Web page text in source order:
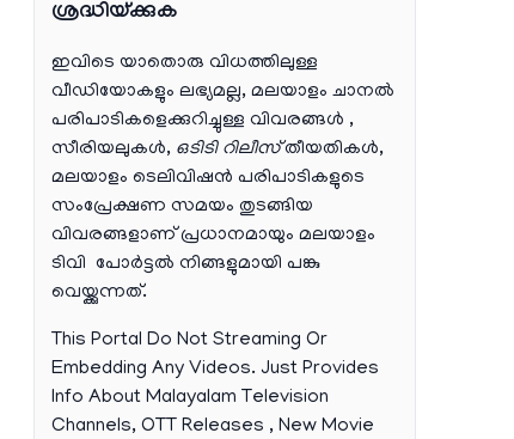
ശ്രദ്ധിയ്ക്കുക
ഇവിടെ യാതൊരു വിധത്തിലുള്ള
വീഡിയോകളും ലഭ്യമല്ല, മലയാളം ചാനല്‍
പരിപാടികളെക്കുറിച്ചുള്ള വിവരങ്ങള്‍ ,
സീരിയലുകള്‍, ഒടിടി റിലീസ്തീയതികള്‍,
മലയാളം ടെലിവിഷന്‍ പരിപാടികളുടെ
സംപ്രേക്ഷണ സമയം തുടങ്ങിയ
വിവരങ്ങളാണ് പ്രധാനമായും മലയാളം
ടിവി പോര്‍ട്ടല്‍ നിങ്ങളുമായി പങ്കു
വെയ്ക്കുന്നത്.
This Portal Do Not Streaming Or
Embedding Any Videos. Just Provides
Info About Malayalam Television
Channels, OTT Releases , New Movie